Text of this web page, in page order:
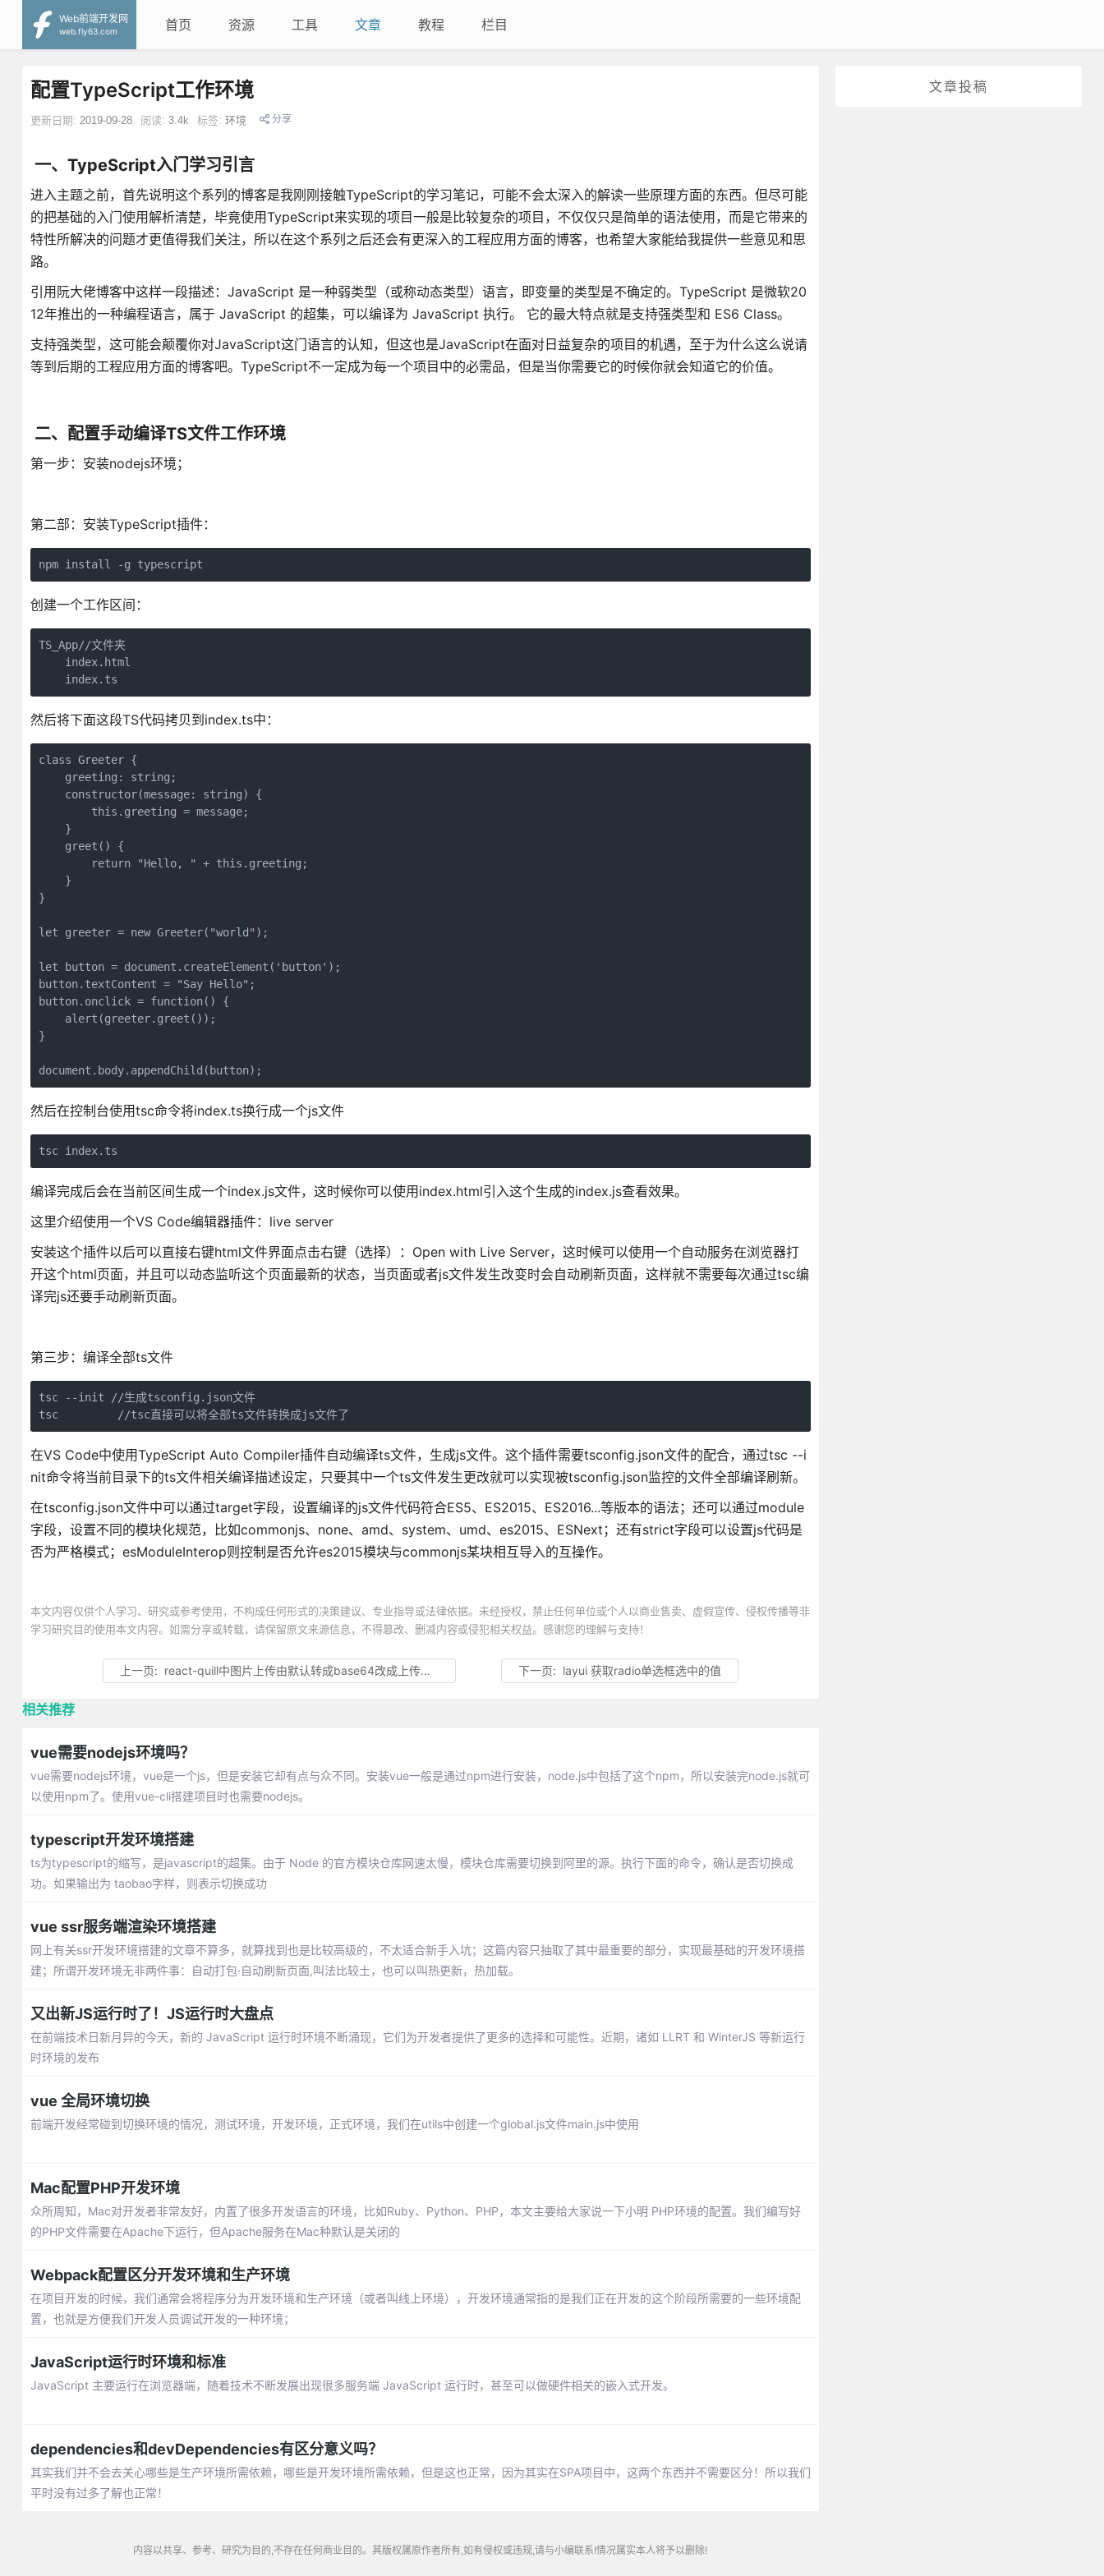
Web前端开发网
web.fly63.com
首页 资源 工具 文章 教程 栏目
文章投稿
配置TypeScript工作环境
更新日期: 2019-09-28 阅读: 3.4k 标签: 环境 分享
一、TypeScript入门学习引言
进入主题之前，首先说明这个系列的博客是我刚刚接触TypeScript的学习笔记，可能不会太深入的解读一些原理方面的东西。但尽可能
的把基础的入门使用解析清楚，毕竟使用TypeScript来实现的项目一般是比较复杂的项目，不仅仅只是简单的语法使用，而是它带来的
特性所解决的问题才更值得我们关注，所以在这个系列之后还会有更深入的工程应用方面的博客，也希望大家能给我提供一些意见和思
路。
引用阮大佬博客中这样一段描述：JavaScript 是一种弱类型（或称动态类型）语言，即变量的类型是不确定的。TypeScript 是微软20
12年推出的一种编程语言，属于 JavaScript 的超集，可以编译为 JavaScript 执行。 它的最大特点就是支持强类型和 ES6 Class。
支持强类型，这可能会颠覆你对JavaScript这门语言的认知，但这也是JavaScript在面对日益复杂的项目的机遇，至于为什么这么说请
等到后期的工程应用方面的博客吧。TypeScript不一定成为每一个项目中的必需品，但是当你需要它的时候你就会知道它的价值。
二、配置手动编译TS文件工作环境
第一步：安装nodejs环境；
第二部：安装TypeScript插件：
npm install -g typescript
创建一个工作区间：
TS_App//文件夹
    index.html
    index.ts
然后将下面这段TS代码拷贝到index.ts中：
class Greeter {
    greeting: string;
    constructor(message: string) {
        this.greeting = message;
    }
    greet() {
        return "Hello, " + this.greeting;
    }
}
let greeter = new Greeter("world");
let button = document.createElement('button');
button.textContent = "Say Hello";
button.onclick = function() {
    alert(greeter.greet());
}
document.body.appendChild(button);
然后在控制台使用tsc命令将index.ts换行成一个js文件
tsc index.ts
编译完成后会在当前区间生成一个index.js文件，这时候你可以使用index.html引入这个生成的index.js查看效果。
这里介绍使用一个VS Code编辑器插件：live server
安装这个插件以后可以直接右键html文件界面点击右键（选择）：Open with Live Server，这时候可以使用一个自动服务在浏览器打
开这个html页面，并且可以动态监听这个页面最新的状态，当页面或者js文件发生改变时会自动刷新页面，这样就不需要每次通过tsc编
译完js还要手动刷新页面。
第三步：编译全部ts文件
tsc --init //生成tsconfig.json文件
tsc         //tsc直接可以将全部ts文件转换成js文件了
在VS Code中使用TypeScript Auto Compiler插件自动编译ts文件，生成js文件。这个插件需要tsconfig.json文件的配合，通过tsc --i
nit命令将当前目录下的ts文件相关编译描述设定，只要其中一个ts文件发生更改就可以实现被tsconfig.json监控的文件全部编译刷新。
在tsconfig.json文件中可以通过target字段，设置编译的js文件代码符合ES5、ES2015、ES2016...等版本的语法；还可以通过module
字段，设置不同的模块化规范，比如commonjs、none、amd、system、umd、es2015、ESNext；还有strict字段可以设置js代码是
否为严格模式；esModuleInterop则控制是否允许es2015模块与commonjs某块相互导入的互操作。
本文内容仅供个人学习、研究或参考使用，不构成任何形式的决策建议、专业指导或法律依据。未经授权，禁止任何单位或个人以商业售卖、虚假宣传、侵权传播等非
学习研究目的使用本文内容。如需分享或转载，请保留原文来源信息，不得篡改、删减内容或侵犯相关权益。感谢您的理解与支持！
上一页: react-quill中图片上传由默认转成base64改成上传到服务器 下一页: layui 获取radio单选框选中的值
相关推荐
vue需要nodejs环境吗？
vue需要nodejs环境，vue是一个js，但是安装它却有点与众不同。安装vue一般是通过npm进行安装，node.js中包括了这个npm，所以安装完node.js就可
以使用npm了。使用vue-cli搭建项目时也需要nodejs。
typescript开发环境搭建
ts为typescript的缩写，是javascript的超集。由于 Node 的官方模块仓库网速太慢，模块仓库需要切换到阿里的源。执行下面的命令，确认是否切换成
功。如果输出为 taobao字样，则表示切换成功
vue ssr服务端渲染环境搭建
网上有关ssr开发环境搭建的文章不算多，就算找到也是比较高级的，不太适合新手入坑；这篇内容只抽取了其中最重要的部分，实现最基础的开发环境搭
建；所谓开发环境无非两件事：自动打包·自动刷新页面,叫法比较土，也可以叫热更新，热加载。
又出新JS运行时了！JS运行时大盘点
在前端技术日新月异的今天，新的 JavaScript 运行时环境不断涌现，它们为开发者提供了更多的选择和可能性。近期，诸如 LLRT 和 WinterJS 等新运行
时环境的发布
vue 全局环境切换
前端开发经常碰到切换环境的情况，测试环境，开发环境，正式环境，我们在utils中创建一个global.js文件main.js中使用
Mac配置PHP开发环境
众所周知，Mac对开发者非常友好，内置了很多开发语言的环境，比如Ruby、Python、PHP，本文主要给大家说一下小明 PHP环境的配置。我们编写好
的PHP文件需要在Apache下运行，但Apache服务在Mac种默认是关闭的
Webpack配置区分开发环境和生产环境
在项目开发的时候，我们通常会将程序分为开发环境和生产环境（或者叫线上环境），开发环境通常指的是我们正在开发的这个阶段所需要的一些环境配
置，也就是方便我们开发人员调试开发的一种环境；
JavaScript运行时环境和标准
JavaScript 主要运行在浏览器端，随着技术不断发展出现很多服务端 JavaScript 运行时，甚至可以做硬件相关的嵌入式开发。
dependencies和devDependencies有区分意义吗？
其实我们并不会去关心哪些是生产环境所需依赖，哪些是开发环境所需依赖，但是这也正常，因为其实在SPA项目中，这两个东西并不需要区分！所以我们
平时没有过多了解也正常！
内容以共享、参考、研究为目的,不存在任何商业目的。其版权属原作者所有,如有侵权或违规,请与小编联系!情况属实本人将予以删除!